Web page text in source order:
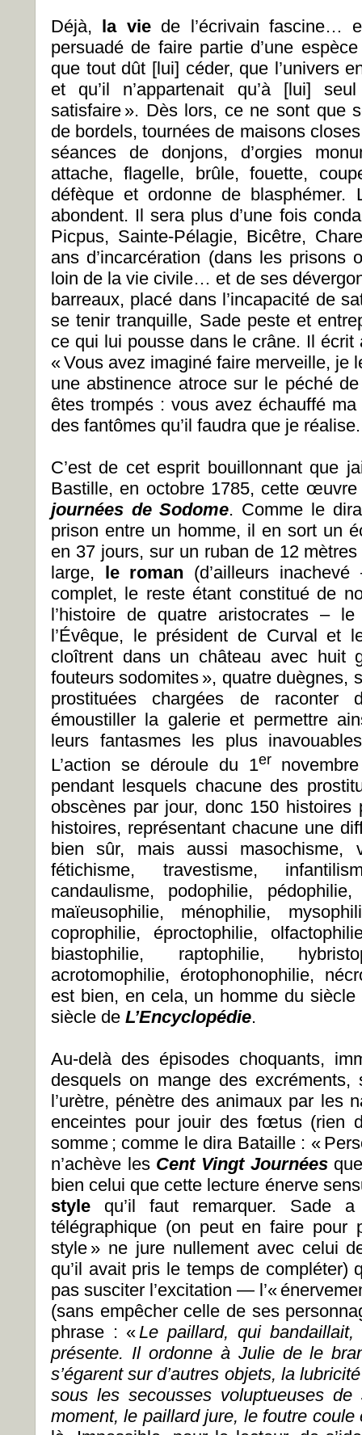
Déjà, la viede l’écrivain fascine…
persuadé de faire partie d’une
que tout dût [lui] céder, que l’univers
et qu’il n’appartenait qu’à [lui]
satisfaire ». Dès lors, ce ne sont que
de bordels, tournées de maisons
séances de donjons, d’orgies
attache, flagelle, brûle, fouette,
défèque et ordonne de blasphémer.
abondent. Il sera plus d’une fois
Picpus, Sainte-Pélagie, Bicêtre,
ans d’incarcération (dans les
loin de la vie civile… et de ses
barreaux, placé dans l’incapacité de
se tenir tranquille, Sade peste et
ce qui lui pousse dans le crâne. Il
« Vous avez imaginé faire merveille, je
une abstinence atroce sur le péché
êtes trompés : vous avez échauffé
des fantômes qu’il faudra que je
C’est de cet esprit bouillonnant que
Bastille, en octobre 1785, cette
journées de Sodome. Comme le
prison entre un homme, il en sort un
en 37 jours, sur un ruban de 12
large, le roman (d’ailleurs
complet, le reste étant constitué de
l’histoire de quatre aristocrates –
l’Évêque, le président de Curval
cloîtrent dans un château avec
fouteurs sodomites », quatre duègnes,
prostituées chargées de raconter
émoustiller la galerie et permettre
leurs fantasmes les plus
L’action se déroule du 1er
pendant lesquels chacune des
obscènes par jour, donc 150
histoires, représentant chacune une
bien sûr, mais aussi masochisme,
fétichisme, travestisme,
candaulisme, podophilie,
maïeusophilie, ménophilie,
coprophilie, éproctophilie,
biastophilie, raptophilie,
acrotomophilie, érotophonophilie,
est bien, en cela, un homme du
siècle de L’Encyclopédie.
Au-delà des épisodes choquants,
desquels on mange des excréments,
l’urètre, pénètre des animaux par les
enceintes pour jouir des fœtus (rien
somme ; comme le dira Bataille : «
n’achève les Cent Vingt Journées
bien celui que cette lecture énerve
style qu’il faut remarquer. Sade
télégraphique (on peut en faire
style » ne jure nullement avec celui
qu’il avait pris le temps de compléter)
pas susciter l’excitation — l’«
(sans empêcher celle de ses
phrase : «Le paillard, qui
présente. Il ordonne à Julie de le
s’égarent sur d’autres objets, la
sous les secousses voluptueuses
moment, le paillard jure, le foutre